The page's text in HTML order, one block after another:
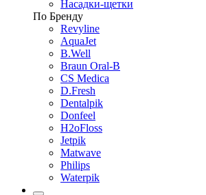
Насадки-щетки
По Бренду
Revyline
AquaJet
B.Well
Braun Oral-B
CS Medica
D.Fresh
Dentalpik
Donfeel
H2oFloss
Jetpik
Matwave
Philips
Waterpik